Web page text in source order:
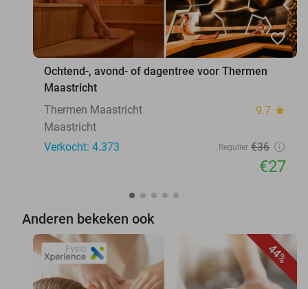
favorite_border
Ochtend-, avond- of dagentree voor Thermen
Maastricht
Thermen Maastricht
9.7 star
Maastricht
Verkocht: 4.373
Regulier €36
€27
Anderen bekeken ook
44%